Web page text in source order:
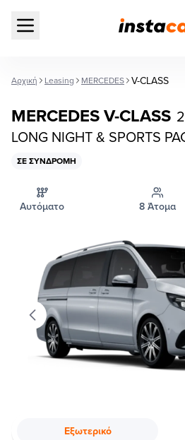
Open main menu
Αρχική Leasing MERCEDES V-CLASS
MERCEDES V-CLASS
LONG NIGHT & SPORTS
ΣΕ ΣΥΝΔΡΟΜΉ
Αυτόματο 8 Άτομα
Εξωτερικό